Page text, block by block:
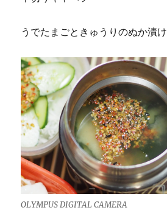
うでたまごときゅうりのぬか漬け
OLYMPUS DIGITAL CAMERA